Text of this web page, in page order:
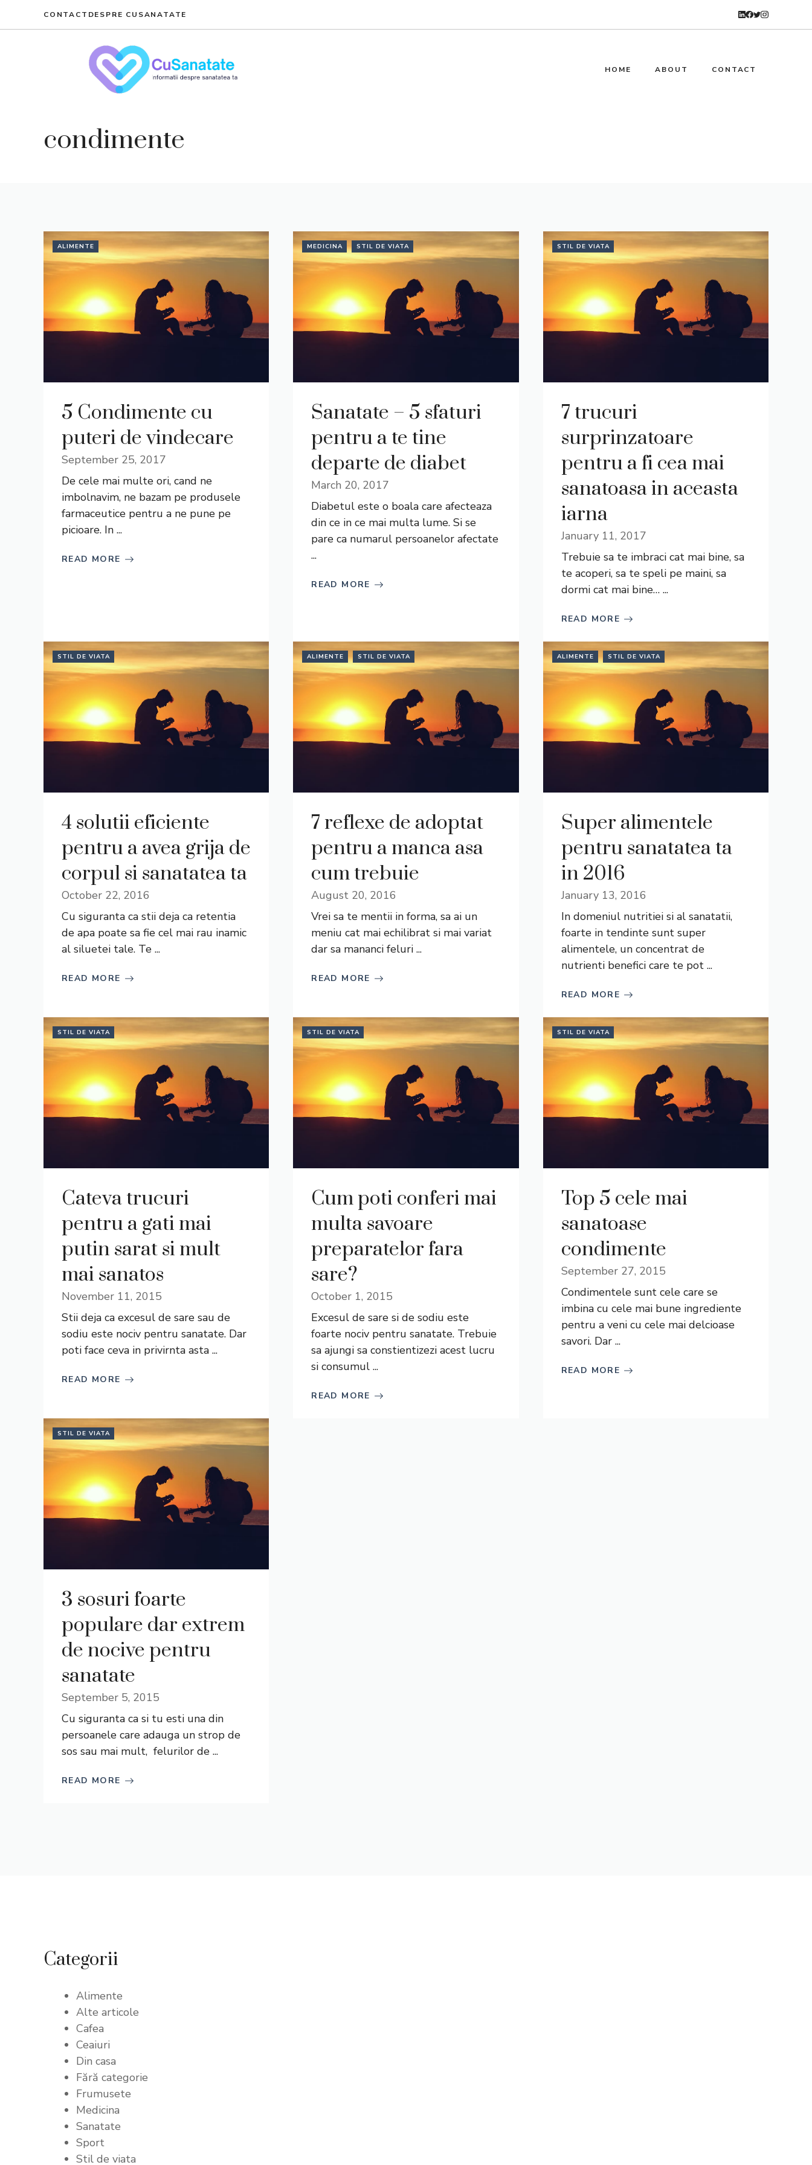
CONTACT DESPRE CUSANATATE
HOME ABOUT CONTACT
condimente
ALIMENTE
5 Condimente cu
puteri de vindecare
September 25, 2017
De cele mai multe ori, cand ne
imbolnavim, ne bazam pe produsele
farmaceutice pentru a ne pune pe
picioare. In ...
READ MORE
MEDICINA STIL DE VIATA
Sanatate – 5 sfaturi
pentru a te tine
departe de diabet
March 20, 2017
Diabetul este o boala care afecteaza
din ce in ce mai multa lume. Si se
pare ca numarul persoanelor afectate
...
READ MORE
STIL DE VIATA
7 trucuri
surprinzatoare
pentru a fi cea mai
sanatoasa in aceasta
iarna
January 11, 2017
Trebuie sa te imbraci cat mai bine, sa
te acoperi, sa te speli pe maini, sa
dormi cat mai bine… ...
READ MORE
STIL DE VIATA
4 solutii eficiente
pentru a avea grija de
corpul si sanatatea ta
October 22, 2016
Cu siguranta ca stii deja ca retentia
de apa poate sa fie cel mai rau inamic
al siluetei tale. Te ...
READ MORE
ALIMENTE STIL DE VIATA
7 reflexe de adoptat
pentru a manca asa
cum trebuie
August 20, 2016
Vrei sa te mentii in forma, sa ai un
meniu cat mai echilibrat si mai variat
dar sa mananci feluri ...
READ MORE
ALIMENTE STIL DE VIATA
Super alimentele
pentru sanatatea ta
in 2016
January 13, 2016
In domeniul nutritiei si al sanatatii,
foarte in tendinte sunt super
alimentele, un concentrat de
nutrienti benefici care te pot ...
READ MORE
STIL DE VIATA
Cateva trucuri
pentru a gati mai
putin sarat si mult
mai sanatos
November 11, 2015
Stii deja ca excesul de sare sau de
sodiu este nociv pentru sanatate. Dar
poti face ceva in privirnta asta ...
READ MORE
STIL DE VIATA
Cum poti conferi mai
multa savoare
preparatelor fara
sare?
October 1, 2015
Excesul de sare si de sodiu este
foarte nociv pentru sanatate. Trebuie
sa ajungi sa constientizezi acest lucru
si consumul ...
READ MORE
STIL DE VIATA
Top 5 cele mai
sanatoase
condimente
September 27, 2015
Condimentele sunt cele care se
imbina cu cele mai bune ingrediente
pentru a veni cu cele mai delcioase
savori. Dar ...
READ MORE
STIL DE VIATA
3 sosuri foarte
populare dar extrem
de nocive pentru
sanatate
September 5, 2015
Cu siguranta ca si tu esti una din
persoanele care adauga un strop de
sos sau mai mult, felurilor de ...
READ MORE
Categorii
Alimente
Alte articole
Cafea
Ceaiuri
Din casa
Fără categorie
Frumusete
Medicina
Sanatate
Sport
Stil de viata